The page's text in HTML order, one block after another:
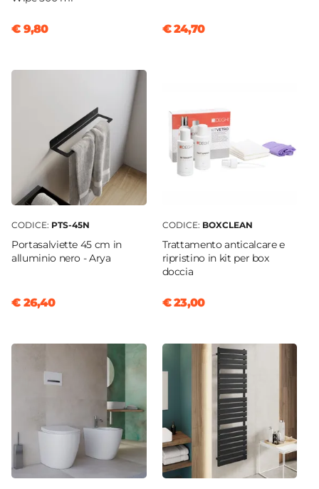
€ 9,80 € 24,70
CODICE: PTS-45N
Portasalviette 45 cm in
alluminio nero - Arya
€ 26,40
CODICE: BOXCLEAN
Trattamento anticalcare e
ripristino in kit per box
doccia
€ 23,00